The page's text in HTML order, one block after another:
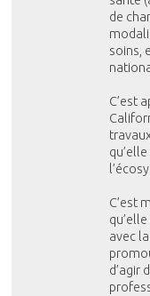
de
soins,
C’est
C’est
avec
d’agir